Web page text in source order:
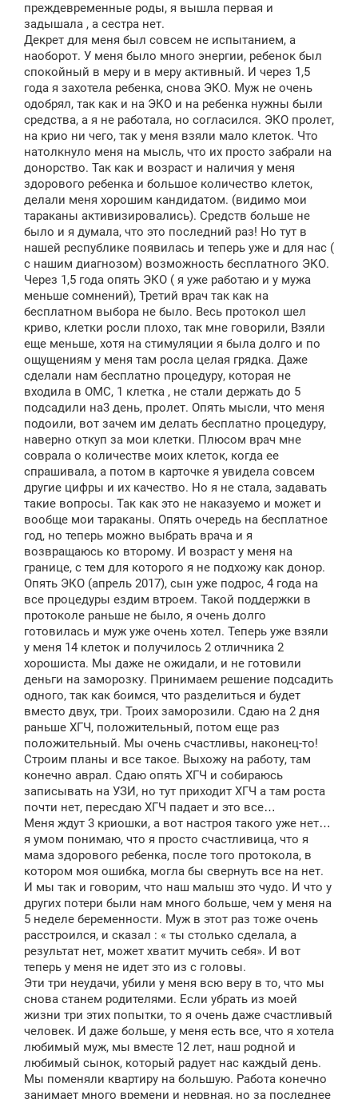
преждевременные роды, я вышла первая и
задышала , а сестра нет.
Декрет для меня был совсем не испытанием, а
наоборот. У меня было много энергии, ребенок был
спокойный в меру и в меру активный. И через 1,5
года я захотела ребенка, снова ЭКО. Муж не очень
одобрял, так как и на ЭКО и на ребенка нужны были
средства, а я не работала, но согласился. ЭКО пролет,
на крио ни чего, так у меня взяли мало клеток. Что
натолкнуло меня на мысль, что их просто забрали на
донорство. Так как и возраст и наличия у меня
здорового ребенка и большое количество клеток,
делали меня хорошим кандидатом. (видимо мои
тараканы активизировались). Средств больше не
было и я думала, что это последний раз! Но тут в
нашей республике появилась и теперь уже и для нас (
с нашим диагнозом) возможность бесплатного ЭКО.
Через 1,5 года опять ЭКО ( я уже работаю и у мужа
меньше сомнений), Третий врач так как на
бесплатном выбора не было. Весь протокол шел
криво, клетки росли плохо, так мне говорили, Взяли
еще меньше, хотя на стимуляции я была долго и по
ощущениям у меня там росла целая грядка. Даже
сделали нам бесплатно процедуру, которая не
входила в ОМС, 1 клетка , не стали держать до 5
подсадили на3 день, пролет. Опять мысли, что меня
подоили, вот зачем им делать бесплатно процедуру,
наверно откуп за мои клетки. Плюсом врач мне
соврала о количестве моих клеток, когда ее
спрашивала, а потом в карточке я увидела совсем
другие цифры и их качество. Но я не стала, задавать
такие вопросы. Так как это не наказуемо и может и
вообще мои тараканы. Опять очередь на бесплатное
год, но теперь можно выбрать врача и я
возвращаюсь ко второму. И возраст у меня на
границе, с тем для которого я не подхожу как донор.
Опять ЭКО (апрель 2017), сын уже подрос, 4 года на
все процедуры ездим втроем. Такой поддержки в
протоколе раньше не было, я очень долго
готовилась и муж уже очень хотел. Теперь уже взяли
у меня 14 клеток и получилось 2 отличника 2
хорошиста. Мы даже не ожидали, и не готовили
деньги на заморозку. Принимаем решение подсадить
одного, так как боимся, что разделиться и будет
вместо двух, три. Троих заморозили. Сдаю на 2 дня
раньше ХГЧ, положительный, потом еще раз
положительный. Мы очень счастливы, наконец-то!
Строим планы и все такое. Выхожу на работу, там
конечно аврал. Сдаю опять ХГЧ и собираюсь
записывать на УЗИ, но тут приходит ХГЧ а там роста
почти нет, пересдаю ХГЧ падает и это все…
Меня ждут 3 криошки, а вот настроя такого уже нет…
я умом понимаю, что я просто счастливица, что я
мама здорового ребенка, после того протокола, в
котором моя ошибка, могла бы свернуть все на нет.
И мы так и говорим, что наш малыш это чудо. И что у
других потери были нам много больше, чем у меня на
5 неделе беременности. Муж в этот раз тоже очень
расстроился, и сказал : « ты столько сделала, а
результат нет, может хватит мучить себя». И вот
теперь у меня не идет это из с головы.
Эти три неудачи, убили у меня всю веру в то, что мы
снова станем родителями. Если убрать из моей
жизни три этих попытки, то я очень даже счастливый
человек. И даже больше, у меня есть все, что я хотела
любимый муж, мы вместе 12 лет, наш родной и
любимый сынок, который радует нас каждый день.
Мы поменяли квартиру на большую. Работа конечно
занимает много времени и нервная, но за последнее